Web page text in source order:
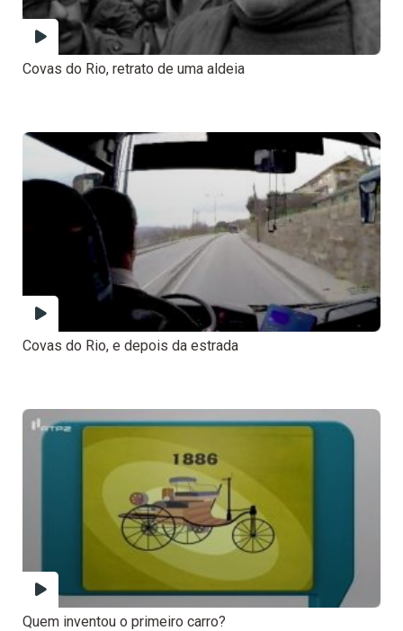
Covas do Rio, retrato de uma aldeia
Covas do Rio, e depois da estrada
Quem inventou o primeiro carro?